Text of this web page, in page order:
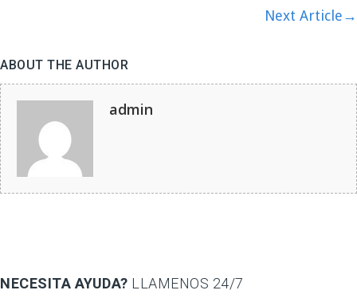
Next Article→
ABOUT THE AUTHOR
admin
NECESITA AYUDA? LLAMENOS 24/7